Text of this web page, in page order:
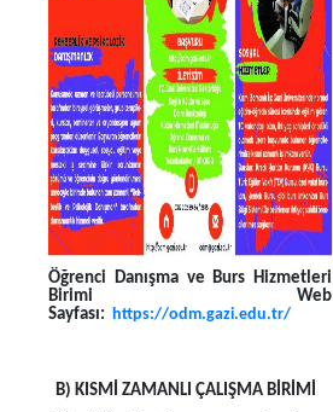
Öğrenci Danışma ve Burs Hizmetleri
Birimi Web
Sayfası: https://odm.gazi.edu.tr/
B) KISMİ ZAMANLI ÇALIŞMA BİRİMİ